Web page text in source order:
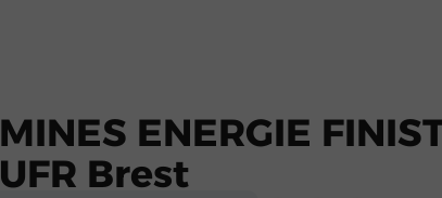
MINES ENERGIE
UFR Brest